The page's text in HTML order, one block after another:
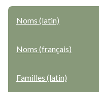
Noms (latin)
Noms (français)
Familles (latin)